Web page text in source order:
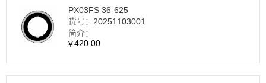
PX03FS 36‑625
货号：20251103001
简介：
¥420.00